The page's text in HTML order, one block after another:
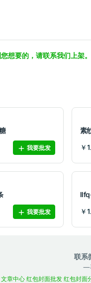
想要的，请联系我们上架。
我要批发
素
￥
我要批发 ￥
联系
文章中心 红包封面批发 红包封面